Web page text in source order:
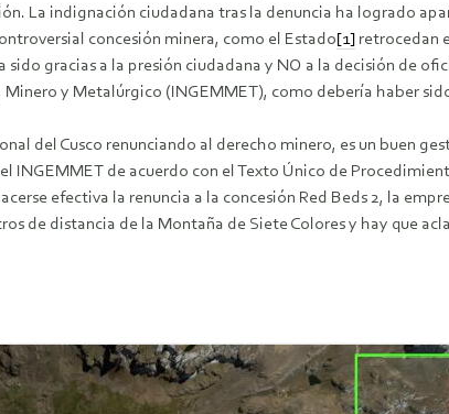
La indignación ciudadana tras la denuncia ha logrado
concesión minera, como el Estado[1] retrocedan
sido gracias a la presión ciudadana y NO a la decisión de
Minero y Metalúrgico (INGEMMET), como debería haber
del Cusco renunciando al derecho minero, es un buen
INGEMMET de acuerdo con el Texto Único de
efectiva la renuncia a la concesión Red Beds 2, la
de distancia de la Montaña de Siete Colores y hay que